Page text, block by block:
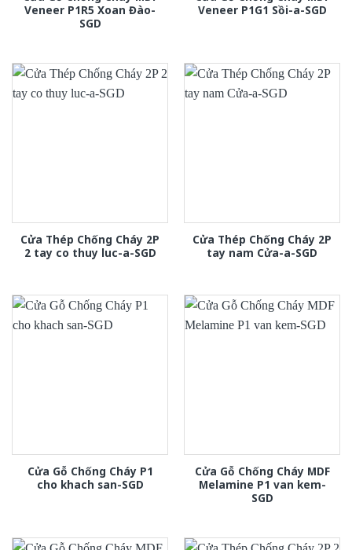
Veneer P1R5 Xoan Đào-
SGD
Veneer P1G1 Sồi-a-SGD
Cửa Thép Chống Cháy 2P
2 tay co thuy luc-a-SGD
Cửa Thép Chống Cháy 2P
tay nam Cửa-a-SGD
Cửa Gỗ Chống Cháy P1
cho khach san-SGD
Cửa Gỗ Chống Cháy MDF
Melamine P1 van kem-
SGD